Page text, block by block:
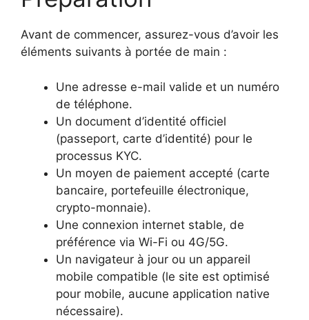
Avant de commencer, assurez-vous d’avoir les
éléments suivants à portée de main :
Une adresse e-mail valide et un numéro
de téléphone.
Un document d’identité officiel
(passeport, carte d’identité) pour le
processus KYC.
Un moyen de paiement accepté (carte
bancaire, portefeuille électronique,
crypto-monnaie).
Une connexion internet stable, de
préférence via Wi-Fi ou 4G/5G.
Un navigateur à jour ou un appareil
mobile compatible (le site est optimisé
pour mobile, aucune application native
nécessaire).